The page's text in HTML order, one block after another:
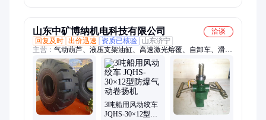
山东中矿博纳机电科技有限公司
洽谈
回复及时 出价迅速 资质已核验
山东济宁
主营： 气动葫芦、液压支架油缸、高速激光熔覆、自卸车、滑轮
滑车、单体液压柱子
3吨船用风动绞车
JQHS-30×12型防